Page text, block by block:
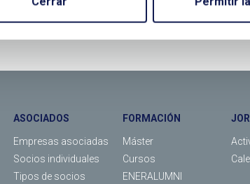
LLÁMANOS O RELLENA EL
ASOCIADOS
Empresas asociadas
Socios individuales
Tipos de socios
FORMACIÓN
Máster
Cursos
ENERALUMNI